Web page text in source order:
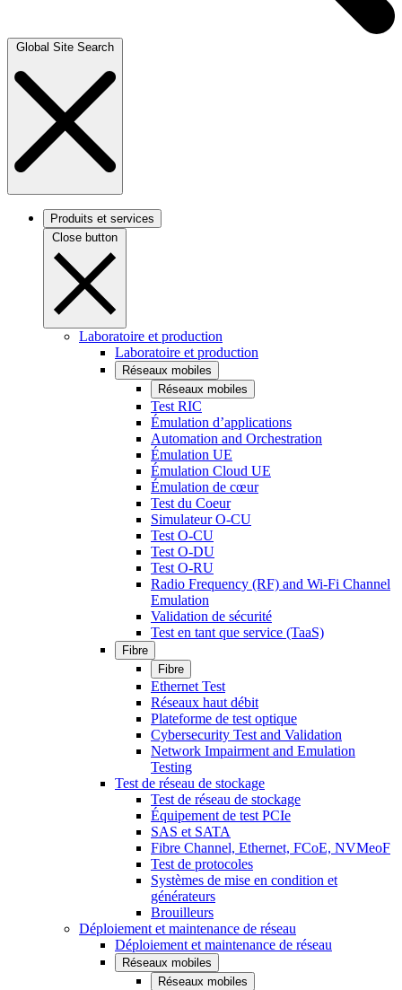
Global Site Search
Produits et services
Close button
Laboratoire et production
Laboratoire et production
Réseaux mobiles
Réseaux mobiles
Test RIC
Émulation d’applications
Automation and Orchestration
Émulation UE
Émulation Cloud UE
Émulation de cœur
Test du Coeur
Simulateur O-CU
Test O-CU
Test O-DU
Test O-RU
Radio Frequency (RF) and Wi-Fi Channel
Emulation
Validation de sécurité
Test en tant que service (TaaS)
Fibre
Fibre
Ethernet Test
Réseaux haut débit
Plateforme de test optique
Cybersecurity Test and Validation
Network Impairment and Emulation
Testing
Test de réseau de stockage
Test de réseau de stockage
Équipement de test PCIe
SAS et SATA
Fibre Channel, Ethernet, FCoE, NVMeoF
Test de protocoles
Systèmes de mise en condition et
générateurs
Brouilleurs
Déploiement et maintenance de réseau
Déploiement et maintenance de réseau
Réseaux mobiles
Réseaux mobiles